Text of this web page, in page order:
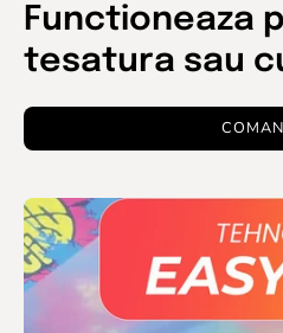
Functioneaza
tesatura sau